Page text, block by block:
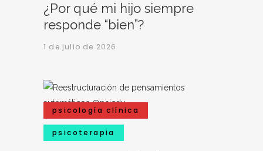
¿Por qué mi hijo siempre
responde “bien”?
1 de julio de 2026
psicología clínica
psicoterapia